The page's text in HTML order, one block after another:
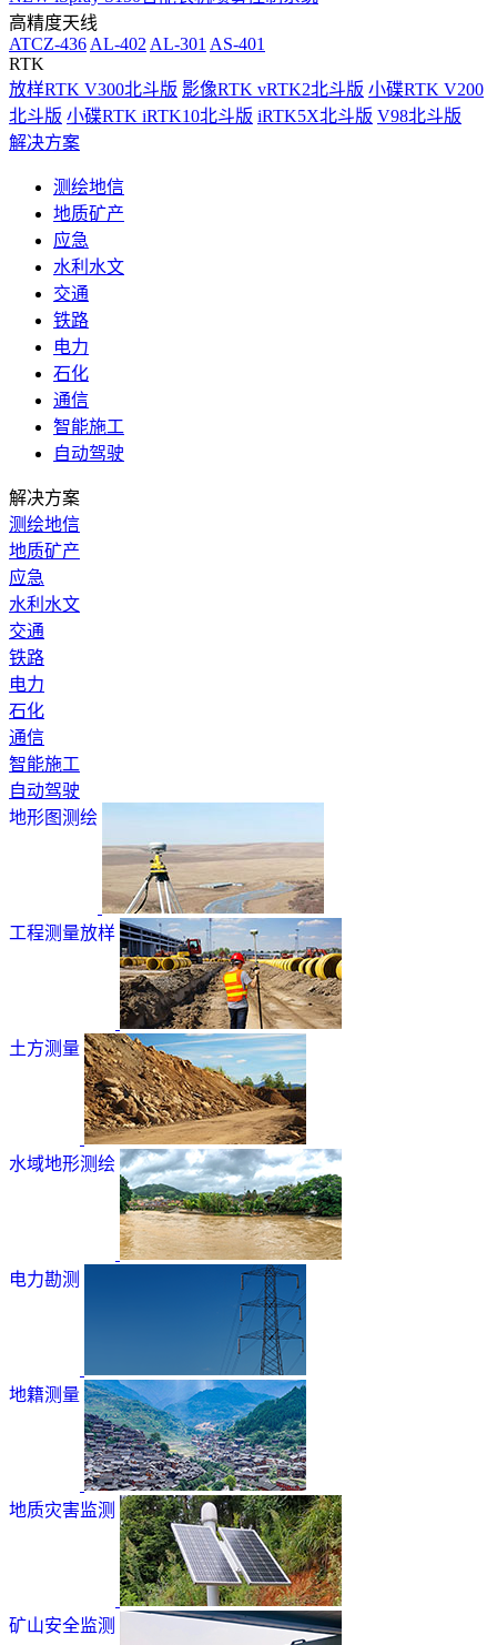
高精度天线
ATCZ-436 AL-402 AL-301 AS-401
RTK
放样RTK V300北斗版 影像RTK vRTK2北斗版 小碟RTK V200
北斗版 小碟RTK iRTK10北斗版 iRTK5X北斗版 V98北斗版
解决方案
测绘地信
地质矿产
应急
水利水文
交通
铁路
电力
石化
通信
智能施工
自动驾驶
解决方案
测绘地信
地质矿产
应急
水利水文
交通
铁路
电力
石化
通信
智能施工
自动驾驶
地形图测绘
工程测量放样
土方测量
水域地形测绘
电力勘测
地籍测量
地质灾害监测
矿山安全监测